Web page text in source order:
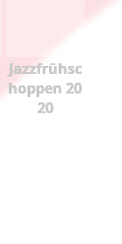
Jazzfrühsc
hoppen 20
20